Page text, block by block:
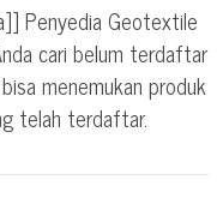
Penyedia Geotextile
cari belum terdaftar
menemukan produk
telah terdaftar.